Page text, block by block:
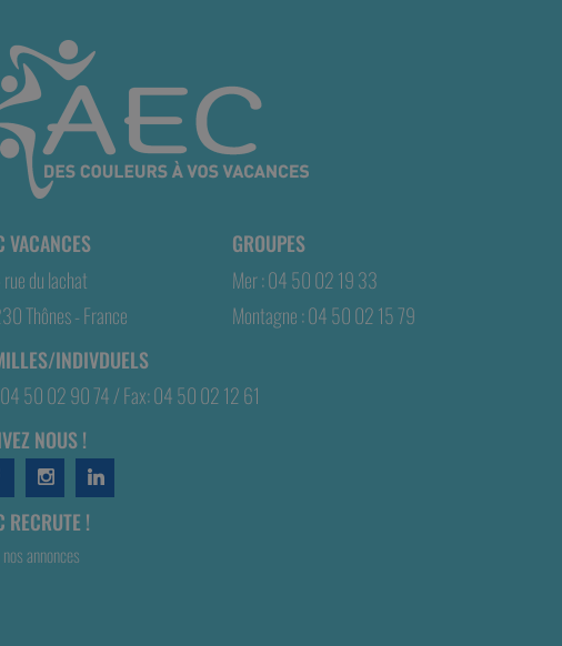
VACANCES
du lachat
Thônes - France
GROUPES
Mer : 04 50 02 19 33
Montagne : 04 50 02 15 79
INDIVDUELS
04 50 02 90 74 / Fax: 04 50 02 12 61
NOUS !
RECRUTE !
annonces